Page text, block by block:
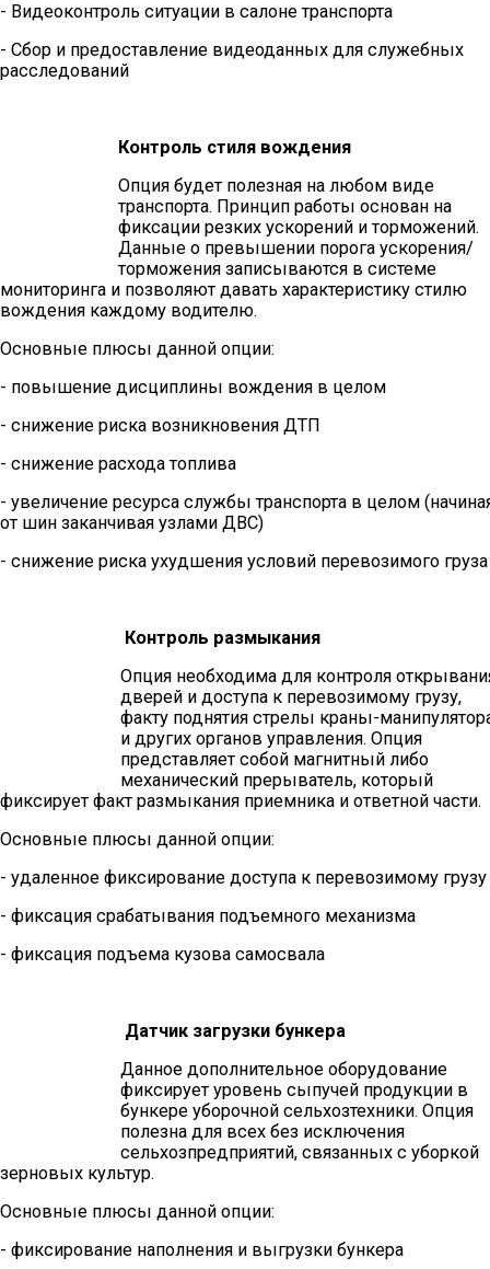
- Видеоконтроль ситуации в салоне транспорта
- Сбор и предоставление видеоданных для служебных
расследований
Контроль стиля вождения
Опция будет полезная на любом виде
транспорта. Принцип работы основан на
фиксации резких ускорений и торможений.
Данные о превышении порога ускорения/
торможения записываются в системе
мониторинга и позволяют давать характеристику стилю
вождения каждому водителю.
Основные плюсы данной опции:
- повышение дисциплины вождения в целом
- снижение риска возникновения ДТП
- снижение расхода топлива
- увеличение ресурса службы транспорта в целом
от шин заканчивая узлами ДВС)
- снижение риска ухудшения условий перевозимого груза
Контроль размыкания
Опция необходима для контроля
дверей и доступа к перевозимому грузу,
факту поднятия стрелы краны-
и других органов управления. Опция
представляет собой магнитный либо
механический прерыватель, который
фиксирует факт размыкания приемника и ответной части.
Основные плюсы данной опции:
- удаленное фиксирование доступа к перевозимому грузу
- фиксация срабатывания подъемного механизма
- фиксация подъема кузова самосвала
Датчик загрузки бункера
Данное дополнительное оборудование
фиксирует уровень сыпучей продукции в
бункере уборочной сельхозтехники. Опция
полезна для всех без исключения
сельхозпредприятий, связанных с уборкой
зерновых культур.
Основные плюсы данной опции:
- фиксирование наполнения и выгрузки бункера